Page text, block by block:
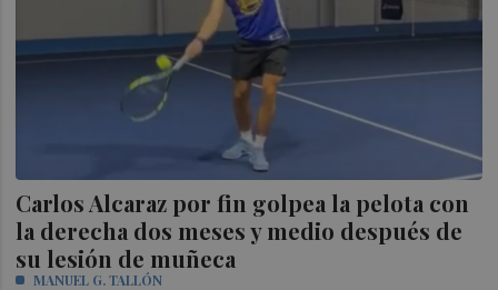
Carlos Alcaraz por fin golpea la pelota con
la derecha dos meses y medio después de
su lesión de muñeca
MANUEL G. TALLÓN